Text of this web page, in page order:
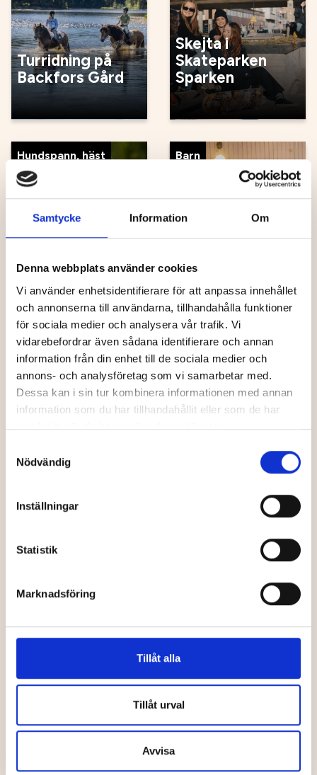
Samtycke Information Om
Denna webbplats använder cookies
Vi använder enhetsidentifierare för att anpassa innehållet
och annonserna till användarna, tillhandahålla funktioner
för sociala medier och analysera vår trafik. Vi
vidarebefordrar även sådana identifierare och annan
information från din enhet till de sociala medier och
annons- och analysföretag som vi samarbetar med.
Dessa kan i sin tur kombinera informationen med annan
information som du har tillhandahållit eller som de har
samlat in när du har använt deras tjänster.
Nödvändig
Inställningar
Statistik
Marknadsföring
Tillåt alla
Tillåt urval
Avvisa
Turridning på
Backfors Gård
Skejta i
Skateparken
Sparken
Hundspann, häst
Grönåkers Farm
Barn
Energicentrum
Äventyr, sport
stadsspel
Cykla
SCA Arena -
Barn Utställningar, konst
Västerbottens
museum